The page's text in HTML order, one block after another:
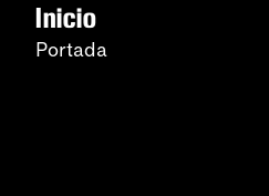
Inicio
Portada